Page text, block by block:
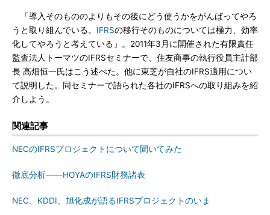
「導入そのもののよりもその後にどう使うかをがんばってやろ
うと取り組んでいる。 IFRSの移行そのものについては極力、効率
化してやろうと考えている」。2011年3月に開催された有限責任
監査法人トーマツのIFRSセミナーで、住友商事の執行役員主計部
長 高畑恒一氏はこう述べた。他に東芝が自社のIFRS適用につい
て説明した。同セミナーで語られた各社のIFRSへの取り組みを紹
介しよう。
関連記事
NECのIFRSプロジェクトについて聞いてみた
徹底分析——HOYAのIFRS財務諸表
NEC、KDDI、旭化成が語るIFRSプロジェクトのいま